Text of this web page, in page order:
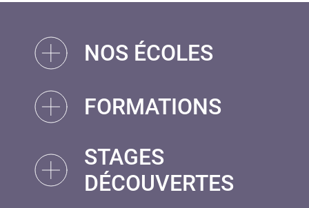
NOS ÉCOLES
FORMATIONS
STAGES
DÉCOUVERTES